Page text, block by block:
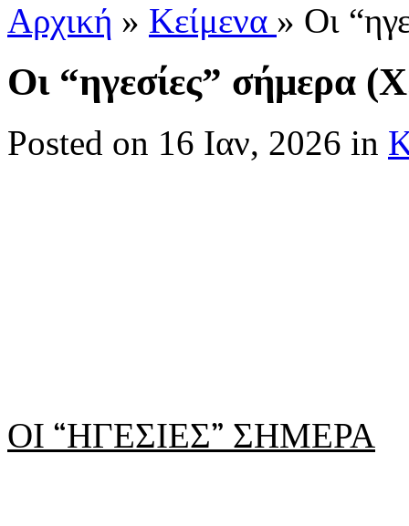
Αρχική » Κείμενα » Οι
Οι “ηγεσίες” σήμερα
Posted on 16 Ιαν, 2026 in
ΟΙ “ΗΓΕΣΙΕΣ” ΣΗΜΕΡΑ